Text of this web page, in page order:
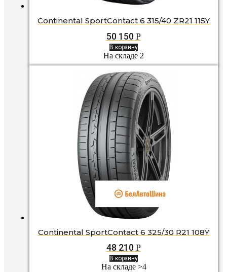
Continental SportContact 6 315/40 ZR21 115Y
50 150 Р
В корзину
На складе 2
Continental SportContact 6 325/30 R21 108Y
48 210 Р
В корзину
На складе >4